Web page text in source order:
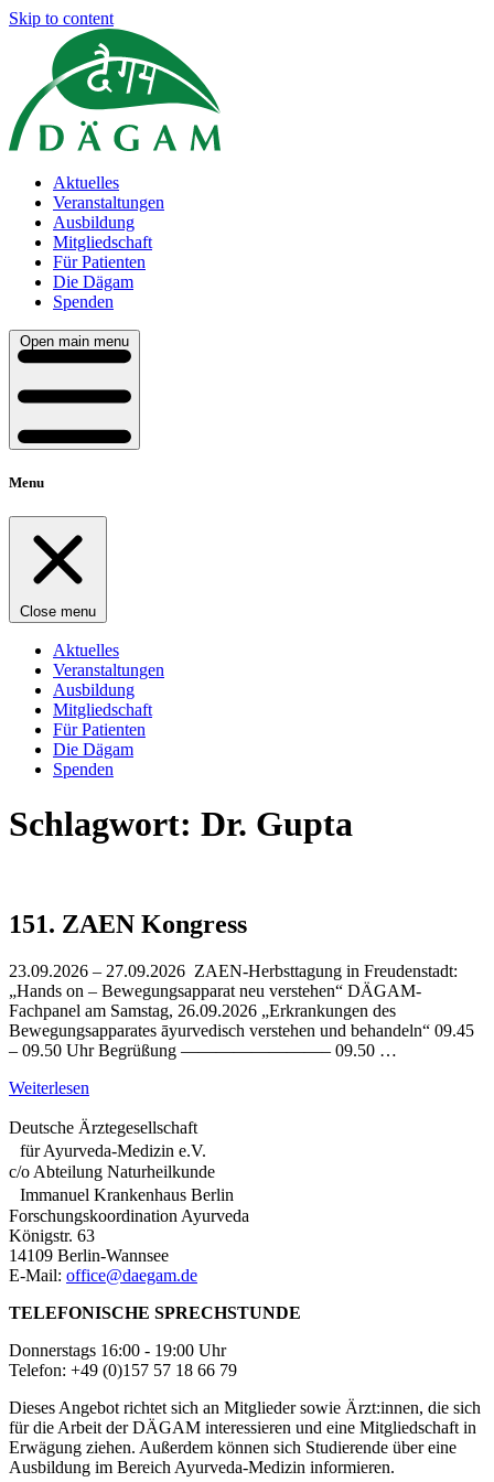
Skip to content
Aktuelles
Veranstaltungen
Ausbildung
Mitgliedschaft
Für Patienten
Die Dägam
Spenden
Open main menu
Menu
Close menu
Aktuelles
Veranstaltungen
Ausbildung
Mitgliedschaft
Für Patienten
Die Dägam
Spenden
Schlagwort: Dr. Gupta
151. ZAEN Kongress
23.09.2026 – 27.09.2026 ZAEN-Herbsttagung in Freudenstadt:
„Hands on – Bewegungsapparat neu verstehen“ DÄGAM-
Fachpanel am Samstag, 26.09.2026 „Erkrankungen des
Bewegungsapparates āyurvedisch verstehen und behandeln“ 09.45
– 09.50 Uhr Begrüßung ————————– 09.50 …
Weiterlesen
Deutsche Ärztegesellschaft
für Ayurveda-Medizin e.V.
c/o Abteilung Naturheilkunde
Immanuel Krankenhaus Berlin
Forschungskoordination Ayurveda
Königstr. 63
14109 Berlin-Wannsee
E-Mail: office@daegam.de
TELEFONISCHE SPRECHSTUNDE
Donnerstags 16:00 - 19:00 Uhr
Telefon: +49 (0)157 57 18 66 79
Dieses Angebot richtet sich an Mitglieder sowie Ärzt:innen, die sich
für die Arbeit der DÄGAM interessieren und eine Mitgliedschaft in
Erwägung ziehen. Außerdem können sich Studierende über eine
Ausbildung im Bereich Ayurveda-Medizin informieren.